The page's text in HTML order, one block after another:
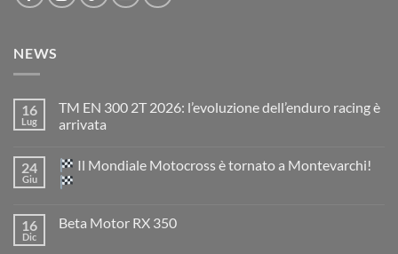
NEWS
16
Lug
TM EN 300 2T 2026: l’evoluzione dell’enduro racing è
arrivata
su
TM
EN
2026:
24
Giu
Il Mondiale Motocross è tornato a Montevarchi!
su
16
Dic
Beta Motor RX 350